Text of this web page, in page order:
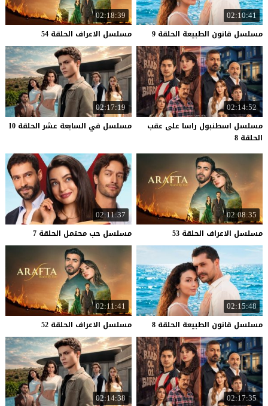
02:10:41
مسلسل قانون الطبيعة الحلقة 9
02:18:39
مسلسل الاعراف الحلقة 54
02:14:52
مسلسل اسطنبول راسا على عقب
الحلقة 8
02:17:19
مسلسل في السابعة عشر الحلقة 10
02:08:35
مسلسل الاعراف الحلقة 53
02:11:37
مسلسل حب محتمل الحلقة 7
02:15:48
مسلسل قانون الطبيعة الحلقة 8
02:11:41
مسلسل الاعراف الحلقة 52
02:17:35
02:14:38